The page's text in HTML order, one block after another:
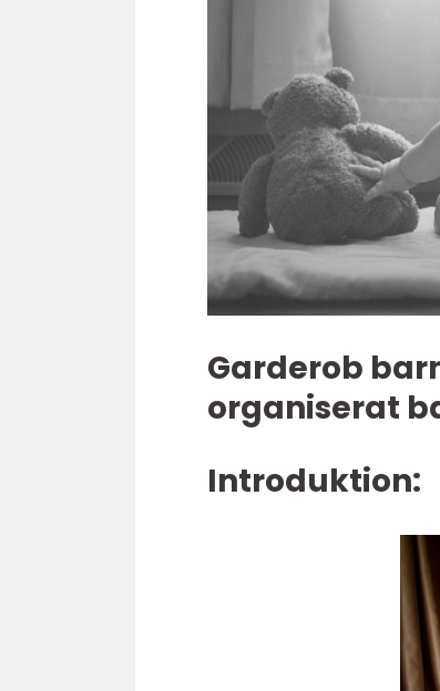
Garderob
organiserat
Introduktion: